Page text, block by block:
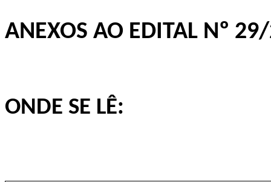
ANEXOS AO EDITAL Nº
ONDE SE LÊ: